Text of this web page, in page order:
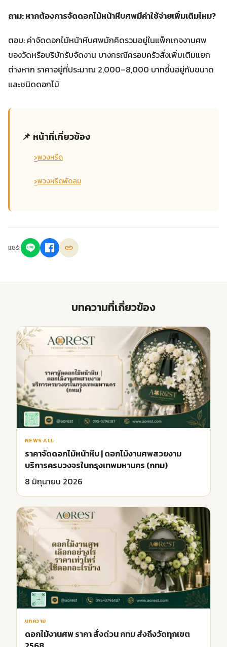
ถาม: หากต้องการจัดดอกไม้หน้าหีบศพมีค่าใช้จ่ายเพิ่มเติมไหม?
ตอบ: ค่าจัดดอกไม้หน้าหีบศพมักคิดรวมอยู่ในแพ็กเกจงานศพ
ของวัดหรือบริษัทรับจัดงาน บางกรณีครอบครัวสั่งเพิ่มเติมแยก
ต่างหาก ราคาอยู่ที่ประมาณ 2,000–8,000 บาทขึ้นอยู่กับขนาด
และชนิดดอกไม้
📌 หน้าที่เกี่ยวข้อง
›พวงหรีด
›พวงหรีดพัดลม
แชร์:
บทความที่เกี่ยวข้อง
NEWS ALL
ราคาจัดดอกไม้หน้าหีบ | ดอกไม้งานศพสวยงาม
บริการครบวงจรในกรุงเทพมหานคร (กทม)
8 มิถุนายน 2026
บทความ
ดอกไม้งานศพ ราคา สั่งด่วน กทม ส่งถึงวัดทุกเขต